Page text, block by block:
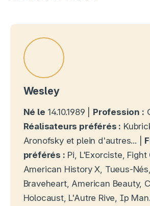
Wesley
Né le 14.10.1989 | Profession :
Réalisateurs préférés :
Aronofsky et plein d'autres... |
préférés : Pi, L'Exorciste, Fight
American History X, Tueus-
Braveheart, American Beauty,
Holocaust, L'Autre Rive, Ip